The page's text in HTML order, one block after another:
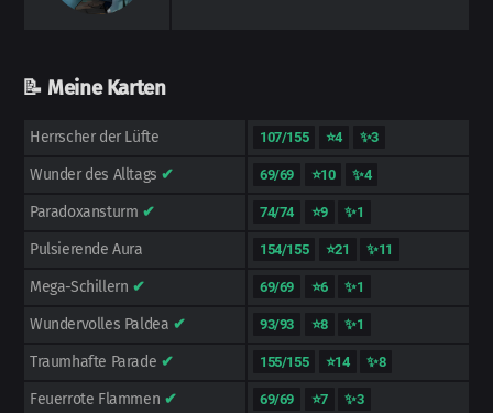
📝 Meine Karten
Herrscher der Lüfte 107/155 ⭐4 ✨3
Wunder des Alltags ✔ 69/69 ⭐10 ✨4
Paradoxansturm ✔ 74/74 ⭐9 ✨1
Pulsierende Aura 154/155 ⭐21 ✨11
Mega-Schillern ✔ 69/69 ⭐6 ✨1
Wundervolles Paldea ✔ 93/93 ⭐8 ✨1
Traumhafte Parade ✔ 155/155 ⭐14 ✨8
Feuerrote Flammen ✔ 69/69 ⭐7 ✨3